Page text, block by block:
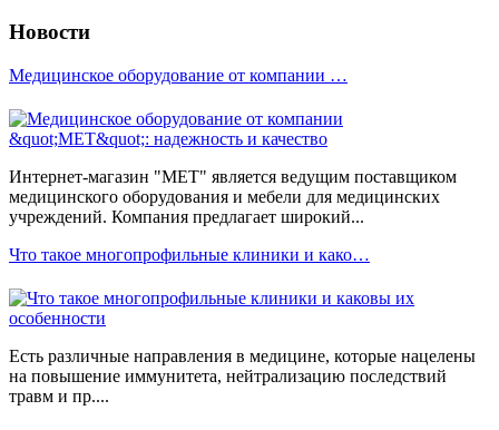
Новости
Медицинское оборудование от компании …
Интернет-магазин "МЕТ" является ведущим поставщиком
медицинского оборудования и мебели для медицинских
учреждений. Компания предлагает широкий...
Что такое многопрофильные клиники и како…
Есть различные направления в медицине, которые нацелены
на повышение иммунитета, нейтрализацию последствий
травм и пр....